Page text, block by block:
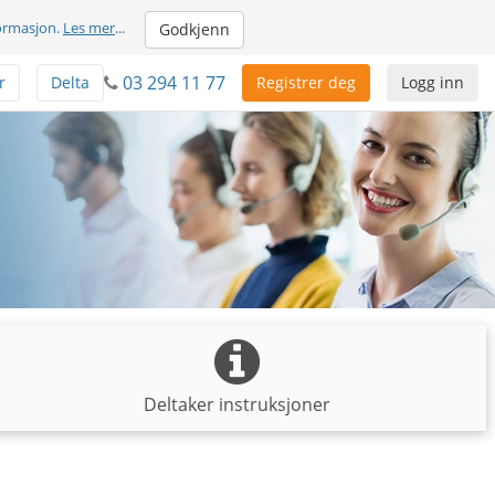
Les mer... Godkjenn
Logg inn
Registrer deg
03 294 11 77
Delta
Deltaker instruksjoner